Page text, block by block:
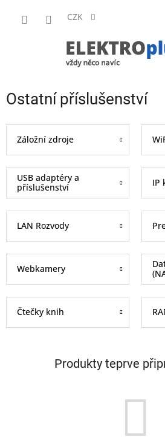
CZK
Ostatní příslušenství
Záložní zdroje
USB adaptéry a
příslušenství
IP
LAN Rozvody
Webkamery
Čtečky knih
Produkty teprve